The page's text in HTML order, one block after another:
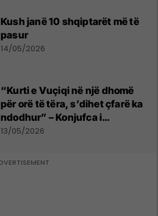
Kush janë 10 shqiptarët më të
pasur
14/05/2026
“Kurti e Vuçiqi në një dhomë
për orë të tëra, s’dihet çfarë ka
ndodhur” – Konjufca i
përgjigjet Osmanit
13/05/2026